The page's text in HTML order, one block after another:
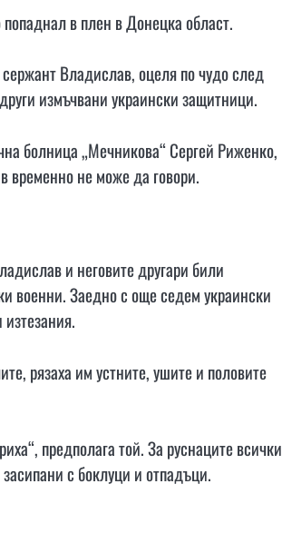
в плен в Донецка област.
Владислав, оцеля по чудо след
измъчвани украински защитници.
болница „Мечникова“ Сергей Риженко,
временно не може да говори.
и неговите другари били
военни. Заедно с още седем украински
рязаха им устните, ушите и половите
предполага той. За руснаците всички
с боклуци и отпадъци.